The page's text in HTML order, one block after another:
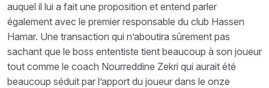
auquel il lui a fait une proposition et entend parler
également avec le premier responsable du club Hassen
Hamar. Une transaction qui n’aboutira sûrement pas
sachant que le boss ententiste tient beaucoup à son joueur
tout comme le coach Nourreddine Zekri qui aurait été
beaucoup séduit par l’apport du joueur dans le onze